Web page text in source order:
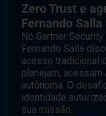
Zero Trust e
Fernando
No Gartner
Fernando Salla
acesso tradicional
planejam,
autônoma. O
identidade
sua missão.